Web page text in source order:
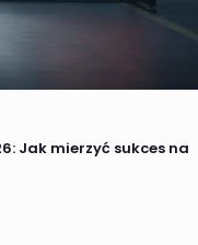
Jak mierzyć sukces na